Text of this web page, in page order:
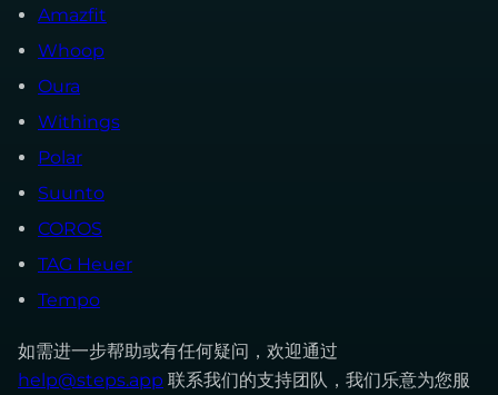
Amazfit
Whoop
Oura
Withings
Polar
Suunto
COROS
TAG Heuer
Tempo
如需进一步帮助或有任何疑问，欢迎通过
help@steps.app 联系我们的支持团队，我们乐意为您服